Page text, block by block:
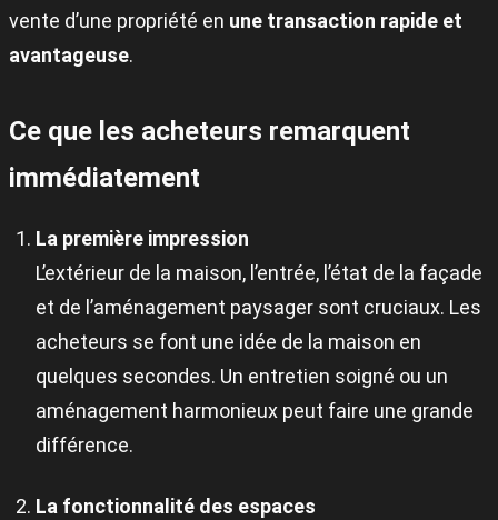
vente d’une propriété en une transaction rapide et
avantageuse.
Ce que les acheteurs remarquent
immédiatement
La première impression
L’extérieur de la maison, l’entrée, l’état de la façade
et de l’aménagement paysager sont cruciaux. Les
acheteurs se font une idée de la maison en
quelques secondes. Un entretien soigné ou un
aménagement harmonieux peut faire une grande
différence.
La fonctionnalité des espaces